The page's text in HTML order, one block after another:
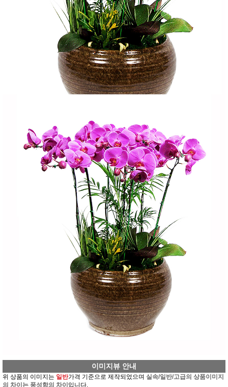
이미지뷰 안내
위 상품의 이미지는 일반가격 기준으로 제작되었으며 실속/일반/고급의 상품이미지
의 차이는 풍성함의 차이입니다.